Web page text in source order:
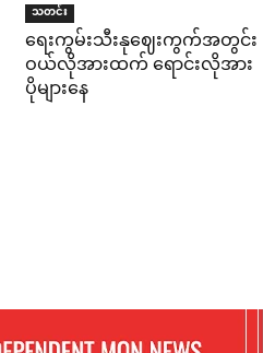
သတင်း
ရေးကွမ်းသီးနုဈေးကွက်အတွင်း
ဝယ်လိုအားထက် ရောင်းလိုအား
ပိုများနေ